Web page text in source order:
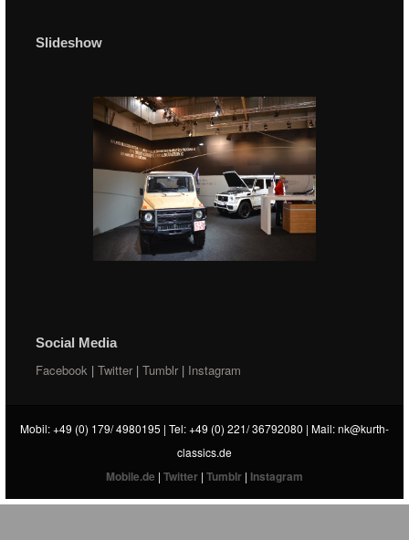
Slideshow
Social Media
Facebook |Twitter |Tumblr | Instagram
Mobil: +49 (0) 179/ 4980195 | Tel: +49 (0) 221/ 36792080 | Mail:nk@kurth-
classics.de
Mobile.de | Twitter | Tumblr | Instagram